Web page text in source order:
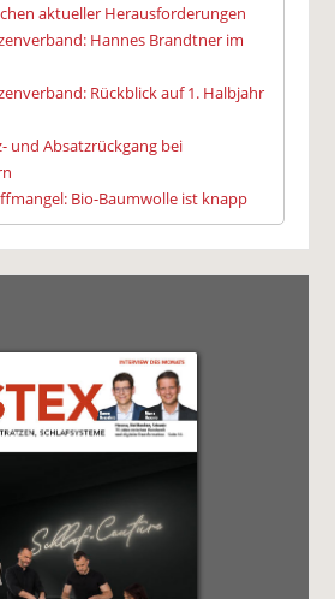
aktueller Herausforderungen
Hannes Brandtner im
Rückblick auf 1. Halbjahr
und Absatzrückgang bei
Bio-Baumwolle ist knapp